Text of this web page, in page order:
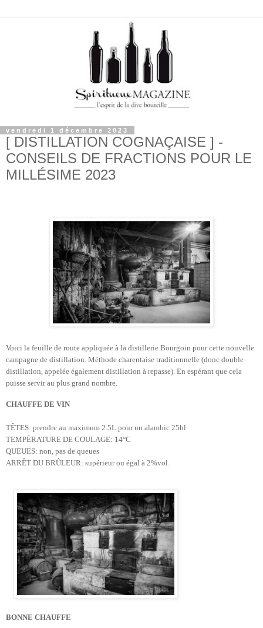
vendredi 1 décembre 2023
[ DISTILLATION COGNAÇAISE ] -
CONSEILS DE FRACTIONS POUR LE
MILLÉSIME 2023
Voici la feuille de route appliquée à la distillerie Bourgoin pour cette nouvelle
campagne de distillation. Méthode charentaise traditionnelle (donc double
distillation, appelée également distillation à repasse). En espérant que cela
puisse servir au plus grand nombre.
CHAUFFE DE VIN
TÊTES: prendre au maximum 2.5L pour un alambic 25hl
TEMPÉRATURE DE COULAGE: 14°C
QUEUES: non, pas de queues
ARRÊT DU BRÛLEUR: supérieur ou égal à 2%vol.
BONNE CHAUFFE